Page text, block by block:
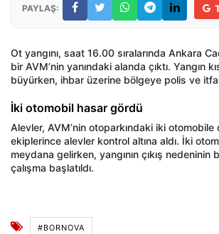
PAYLAŞ:
Ot yangını, saat 16.00 sıralarında Ankara
bir AVM’nin yanındaki alanda çıktı. Yangın
büyürken, ihbar üzerine bölgeye polis ve
İki otomobil hasar gördü
Alevler, AVM’nin otoparkındaki iki otomobile
ekiplerince alevler kontrol altına aldı. İki
meydana gelirken, yangının çıkış nedeninin
çalışma başlatıldı.
#BORNOVA